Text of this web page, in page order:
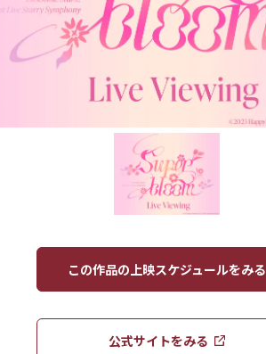
この作品の上映スケジュールをみる​​
公式サイトをみる​​